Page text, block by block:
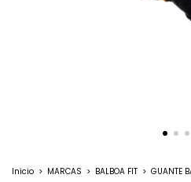
Inicio > MARCAS > BALBOA FIT > GUANTE